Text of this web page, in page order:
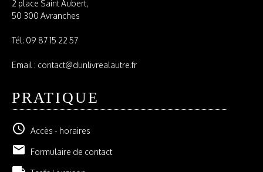
2 place Saint Aubert,
50 300 Avranches
Tél: 09 87 15 22 57
Email : contact@dunlivrealautre.fr
PRATIQUE
schedule Accès - horaires
email Formulaire de contact